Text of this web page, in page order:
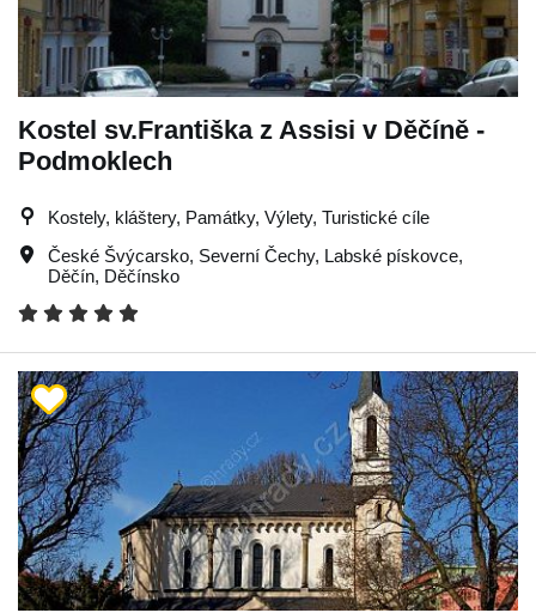
Kostel sv.Františka z Assisi v Děčíně -
Podmoklech
Kostely, kláštery, Památky, Výlety, Turistické cíle
České Švýcarsko, Severní Čechy, Labské pískovce,
Děčín, Děčínsko